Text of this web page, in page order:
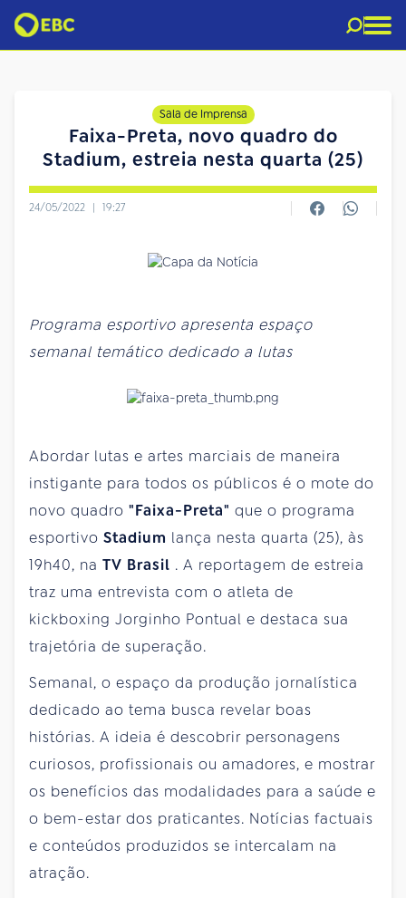
Sala de Imprensa
Faixa-Preta, novo quadro do
Stadium, estreia nesta quarta (25)
24/05/2022 | 19:27
Programa esportivo apresenta espaço
semanal temático dedicado a lutas
Abordar lutas e artes marciais de maneira
instigante para todos os públicos é o mote do
novo quadro "Faixa-Preta" que o programa
esportivo Stadium lança nesta quarta (25), às
19h40, na TV Brasil . A reportagem de estreia
traz uma entrevista com o atleta de
kickboxing Jorginho Pontual e destaca sua
trajetória de superação.
Semanal, o espaço da produção jornalística
dedicado ao tema busca revelar boas
histórias. A ideia é descobrir personagens
curiosos, profissionais ou amadores, e mostrar
os benefícios das modalidades para a saúde e
o bem-estar dos praticantes. Notícias factuais
e conteúdos produzidos se intercalam na
atração.